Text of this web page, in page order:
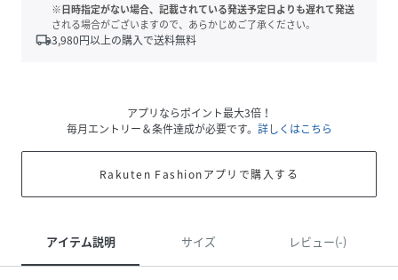
※日時指定がない場合、記載されている発送予定日よりも遅れて発送
される場合がございますので、あらかじめご了承ください。
local_shipping3,980円以上の購入で送料無料
アプリならポイント最大3倍！
毎月エントリー＆条件達成が必要です。 詳しくはこちら
Rakuten Fashionアプリで購入する
アイテム説明 サイズ レビュー(-)